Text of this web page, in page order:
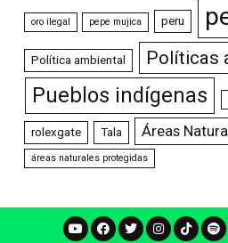
oro ilegal pepe mujica peru
Política ambiental Políticas
Pueblos indígenas
rolexgate Tala Áreas
áreas naturales protegidas